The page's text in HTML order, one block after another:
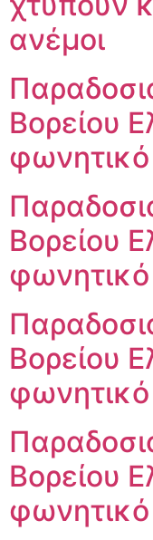
ανέμοι
Βορείου
φωνητικό
Βορείου
φωνητικό
Βορείου
φωνητικό
Βορείου
φωνητικό